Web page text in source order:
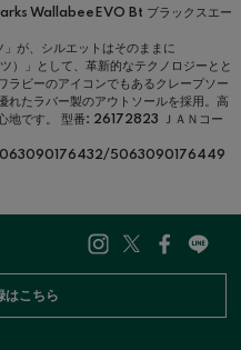
WallabeeEVO Bt ブラックスエー
が、シルエットはそのままに
」として、革新的なテクノロジーとと
ラビーのアイコンでもあるクレープソー
れたラバー製のアウトソールを採用。高
地です。
型番: 26172823 ＪＡＮコー
5063090176449
はこちら